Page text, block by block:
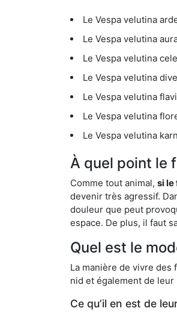
Le Vespa velutina
Le Vespa velutina
Le Vespa velutina
Le Vespa velutina
Le Vespa velutina
Le Vespa velutina
Le Vespa velutina
À quel point le
Comme tout animal, si le
devenir très agressif.
douleur que peut
espace. De plus, il faut
Quel est le
La manière de vivre
nid et également de
Ce qu’il en est de